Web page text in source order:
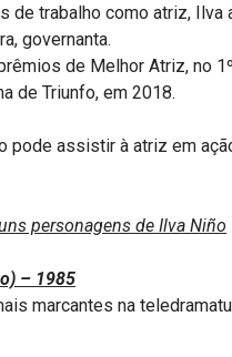
de trabalho como atriz,
governanta.
de Melhor Atriz, no
de Triunfo, em 2018.
pode assistir à atriz em
personagens de Ilva Niño
– 1985
marcantes na